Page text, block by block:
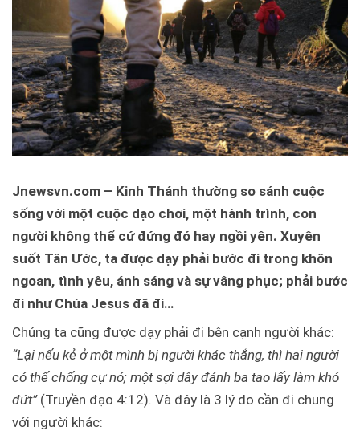
Jnewsvn.com – Kinh Thánh thường so sánh cuộc
sống với một cuộc dạo chơi, một hành trình, con
người không thể cứ đứng đó hay ngồi yên. Xuyên
suốt Tân Ước, ta được dạy phải bước đi trong khôn
ngoan, tình yêu, ánh sáng và sự vâng phục; phải bước
đi như Chúa Jesus đã đi…
Chúng ta cũng được dạy phải đi bên cạnh người khác:
“Lại nếu kẻ ở một mình bị người khác thắng, thì hai người
có thế chống cự nó; một sợi dây đánh ba tao lấy làm khó
đứt” (Truyền đạo 4:12). Và đây là 3 lý do cần đi chung
với người khác: